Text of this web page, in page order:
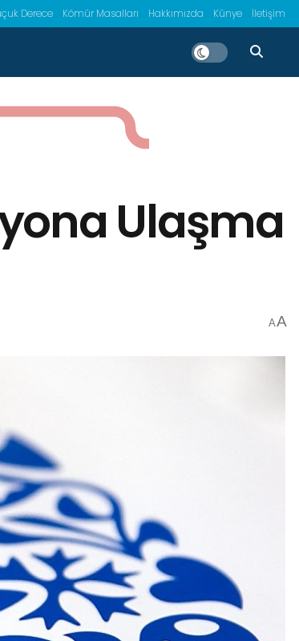
Derece Kömür Masalları Hakkımızda Künye İletişim
Ulaşma
AA